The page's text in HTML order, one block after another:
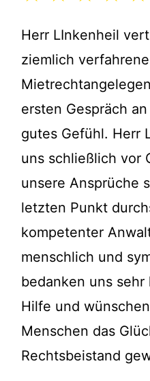
Herr LInkenheil
ziemlich
ersten Gespräch
gutes Gefühl. Herr
uns schließlich vor
unsere Ansprüche
letzten Punkt
kompetenter
menschlich und
bedanken uns
Hilfe und
Menschen das
Rechtsbeistand